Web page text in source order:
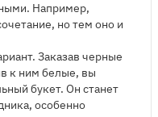
Например,
но тем оно и
Заказав черные
к ним белые, вы
букет. Он станет
особенно